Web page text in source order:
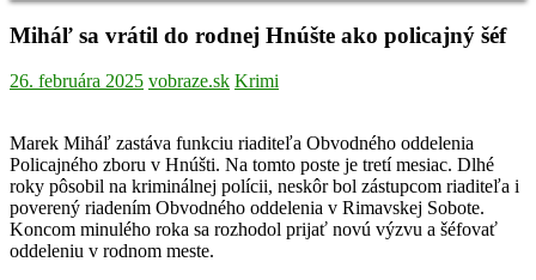
Miháľ sa vrátil do rodnej Hnúšte ako policajný šéf
26. februára 2025 vobraze.sk Krimi
Marek Miháľ zastáva funkciu riaditeľa Obvodného oddelenia
Policajného zboru v Hnúšti. Na tomto poste je tretí mesiac. Dlhé
roky pôsobil na kriminálnej polícii, neskôr bol zástupcom riaditeľa i
poverený riadením Obvodného oddelenia v Rimavskej Sobote.
Koncom minulého roka sa rozhodol prijať novú výzvu a šéfovať
oddeleniu v rodnom meste.